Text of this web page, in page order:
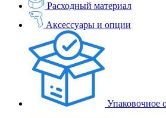
Расходный материал
Аксессуары и опции
Упаковочное